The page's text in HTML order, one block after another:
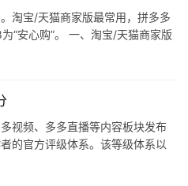
淘宝/天猫商家版最常用，拼多多
“安心购”。 一、淘宝/天猫商家版
视频、多多直播等内容板块发布
的官方评级体系。该等级体系以